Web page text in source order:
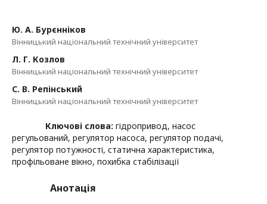
Ю. А. Бурєнніков
Вінницький національний технічний університет
Л. Г. Козлов
Вінницький національний технічний університет
С. В. Репінський
Вінницький національний технічний університет
Ключові слова: гідропривод, насос
регульований, регулятор насоса, регулятор подачі,
регулятор потужності, статична характеристика,
профільоване вікно, похибка стабілізації
Анотація